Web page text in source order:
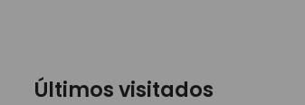
Últimos visitados